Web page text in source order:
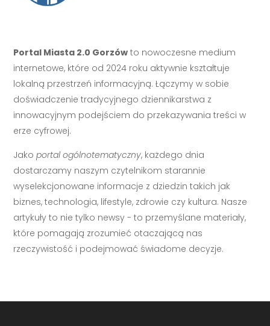
Portal Miasta 2.0 Gorzów to nowoczesne medium
internetowe, które od 2024 roku aktywnie kształtuje
lokalną przestrzeń informacyjną. Łączymy w sobie
doświadczenie tradycyjnego dziennikarstwa z
innowacyjnym podejściem do przekazywania treści w
erze cyfrowej.
Jakoportal ogólnotematyczny, każdego dnia
dostarczamy naszym czytelnikom starannie
wyselekcjonowane informacje z dziedzin takich jak
biznes, technologia, lifestyle, zdrowie czy kultura. Nasze
artykuły to nie tylko newsy - to przemyślane materiały,
które pomagają zrozumieć otaczającą nas
rzeczywistość i podejmować świadome decyzje.